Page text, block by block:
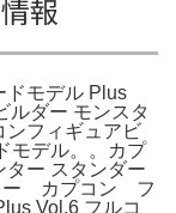
報
ドモデル Plus
ルダー モンスタ
ンフィギュアビ
モデル。。カプ
ター スタンダー
ー カプコン フ
Vol.6 フルコ